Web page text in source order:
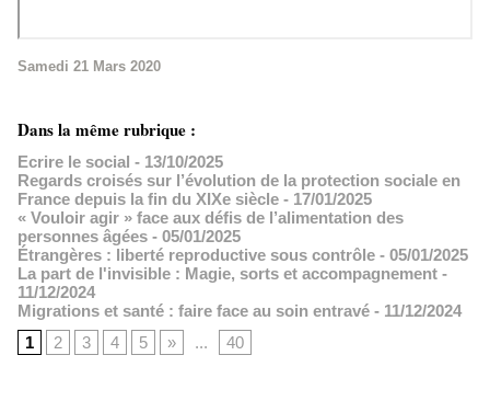
Samedi 21 Mars 2020
Dans la même rubrique :
Ecrire le social - 13/10/2025
Regards croisés sur l’évolution de la protection sociale en
France depuis la fin du XIXe siècle - 17/01/2025
« Vouloir agir » face aux défis de l’alimentation des
personnes âgées - 05/01/2025
Étrangères : liberté reproductive sous contrôle - 05/01/2025
La part de l'invisible : Magie, sorts et accompagnement -
11/12/2024
Migrations et santé : faire face au soin entravé - 11/12/2024
1
2 3 4 5 » ... 40